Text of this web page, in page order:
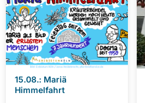
15.08.: Mariä
Himmelfahrt